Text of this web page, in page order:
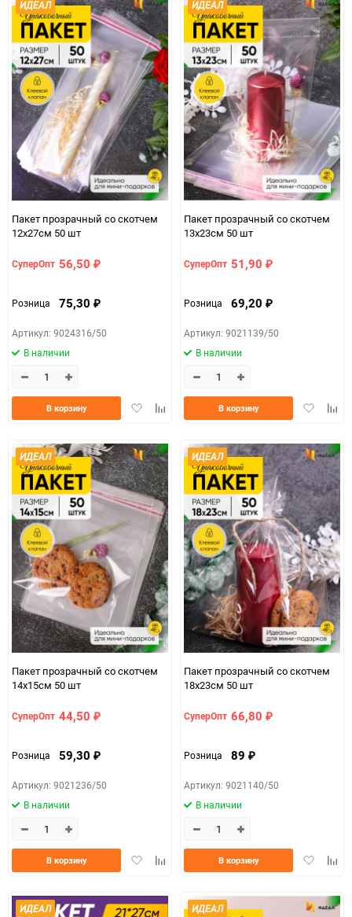
ИДЕАЛ
Пакет прозрачный со скотчем
12х27cм 50 шт
СуперОпт 56,50 ₽
Розница 75,30 ₽
Артикул: 9024316/50
В наличии
ДобавитьДобавить
В корзину
ИДЕАЛ
Пакет прозрачный со скотчем
13х23см 50 шт
СуперОпт 51,90 ₽
Розница 69,20 ₽
Артикул: 9021139/50
В наличии
Добавить
В корзину
ИДЕАЛ
Пакет прозрачный со скотчем
14х15см 50 шт
СуперОпт 44,50 ₽
Розница 59,30 ₽
Артикул: 9021236/50
В наличии
ДобавитьДобавить
В корзину
ИДЕАЛ
Пакет прозрачный со скотчем
18х23см 50 шт
СуперОпт 66,80 ₽
Розница 89 ₽
Артикул: 9021140/50
В наличии
Добавить
В корзину
ИДЕАЛ ИДЕАЛ